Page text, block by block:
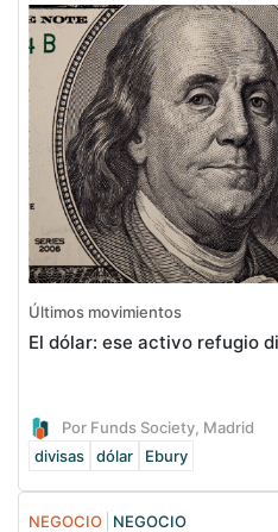
Últimos movimientos
El dólar: ese activo refugio
Por Funds Society, Madrid
divisas
dólar Ebury
NEGOCIO NEGOCIO